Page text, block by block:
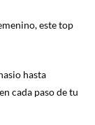
este top
hasta
cada paso de tu